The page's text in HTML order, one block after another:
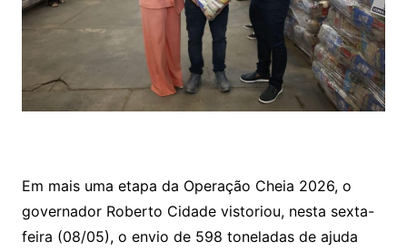
Em mais uma etapa da Operação Cheia 2026, o
governador Roberto Cidade vistoriou, nesta sexta-
feira (08/05), o envio de 598 toneladas de ajuda